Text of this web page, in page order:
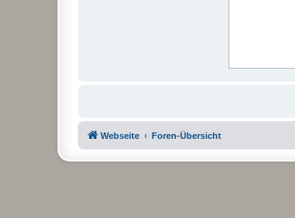
Webseite Foren-Übersicht